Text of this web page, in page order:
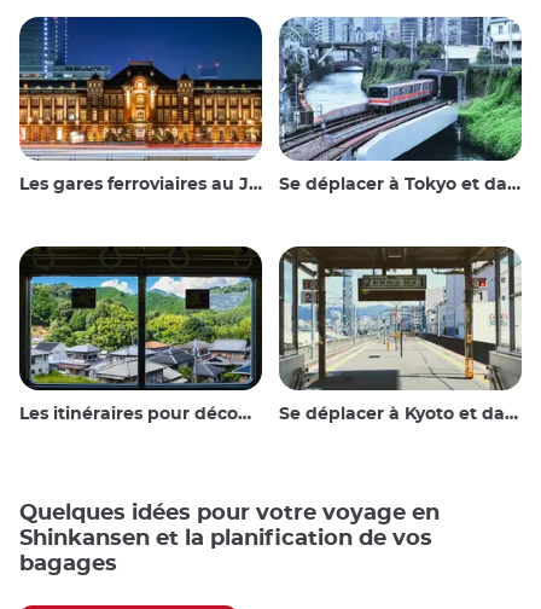
Les gares ferroviaires au Japon Se déplacer à Tokyo et dans les environs
Les itinéraires pour découvrir le Japon Se déplacer à Kyoto et dans les environs
Quelques idées pour votre voyage en
Shinkansen et la planification de vos
bagages